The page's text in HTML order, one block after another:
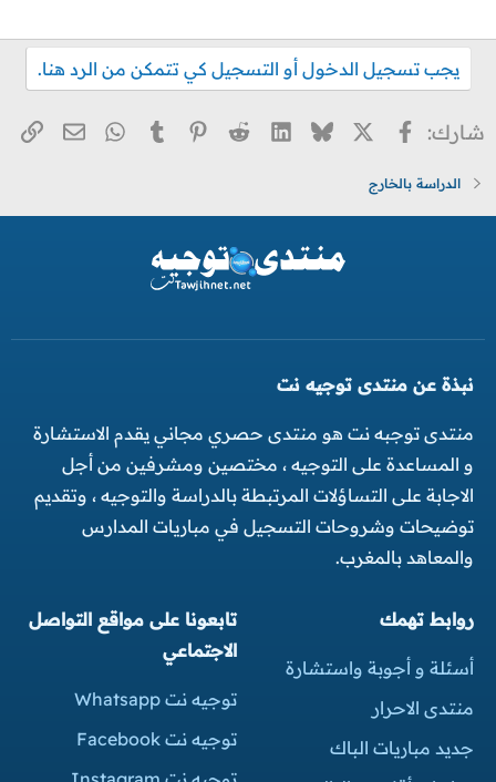
يجب تسجيل الدخول أو التسجيل كي تتمكن من الرد هنا.
شارك: فيسبوك
X
Bluesky
LinkedIn
Reddit
Pinterest
Tumblr
WhatsApp
البريد
الدراسة بالخارج
نبذة عن منتدى توجيه نت
منتدى توجبه نت هو منتدى حصري مجاني يقدم الاستشارة
و المساعدة على التوجيه ، مختصين ومشرفين من أجل
الاجابة على التساؤلات المرتبطة بالدراسة والتوجيه ، وتقديم
توضيحات وشروحات التسجيل في مباريات المدارس
والمعاهد بالمغرب.
روابط تهمك
أسئلة و أجوبة واستشارة
منتدى الاحرار
جديد مباريات الباك
تابعونا على مواقع التواصل
الاجتماعي
توجيه نت Whatsapp
توجيه نت Facebook